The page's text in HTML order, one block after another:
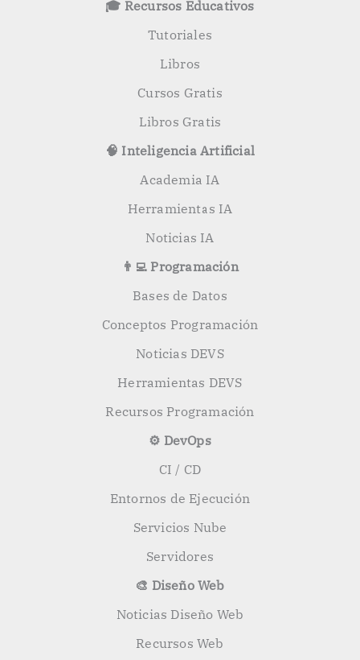
🎓 Recursos Educativos
Tutoriales
Libros
Cursos Gratis
Libros Gratis
🧠 Inteligencia Artificial
Academia IA
Herramientas IA
Noticias IA
👨‍💻 Programación
Bases de Datos
Conceptos Programación
Noticias DEVS
Herramientas DEVS
Recursos Programación
⚙️ DevOps
CI / CD
Entornos de Ejecución
Servicios Nube
Servidores
🎨 Diseño Web
Noticias Diseño Web
Recursos Web